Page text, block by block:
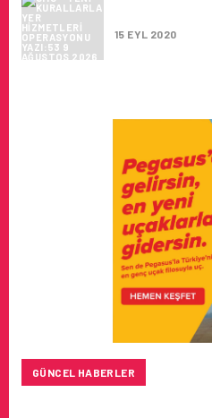
15 EYL 2020
GÜNCEL HABERLER